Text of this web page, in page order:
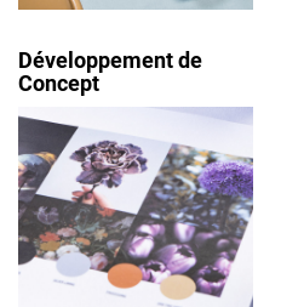
Développement de
Concept